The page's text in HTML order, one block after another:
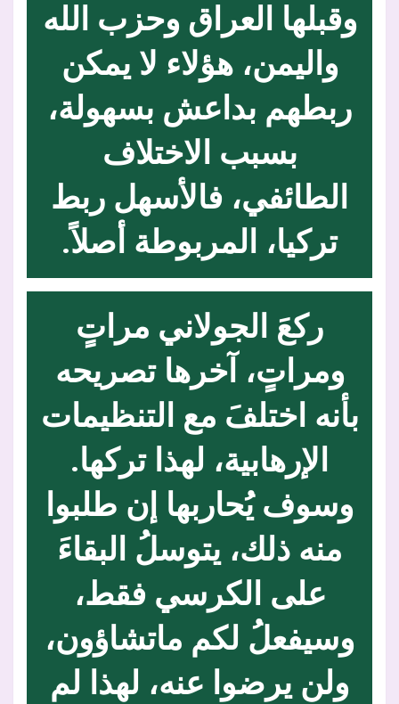
وقبلها العراق وحزب الله
واليمن، هؤلاء لا يمكن
ربطهم بداعش بسهولة،
بسبب الاختلاف
الطائفي، فالأسهل ربط
تركيا، المربوطة أصلاً.
ركعَ الجولاني مراتٍ
ومراتٍ، آخرها تصريحه
بأنه اختلفَ مع التنظيمات
الإرهابية، لهذا تركها.
وسوف يُحاربها إن طلبوا
منه ذلك، يتوسلُ البقاءَ
على الكرسي فقط،
وسيفعلُ لكم ماتشاؤون،
ولن يرضوا عنه، لهذا لم